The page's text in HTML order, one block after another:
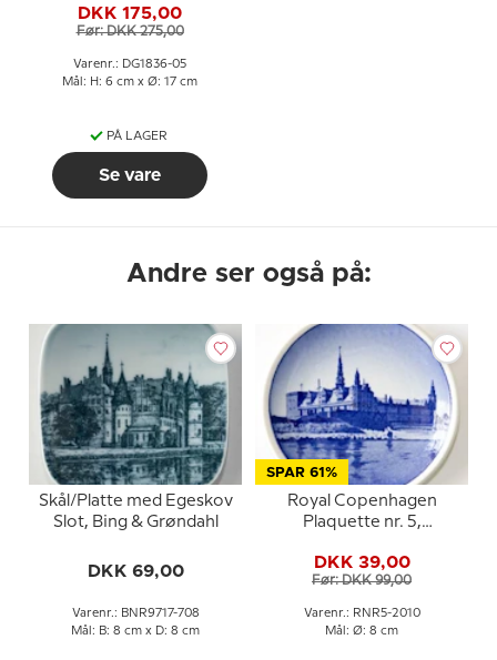
(Egeskov Slot nr. 3558),
Bing & Grøndahl
DKK 175,00
Før: DKK 275,00
Varenr.: DG1836-05
Mål: H: 6 cm x Ø: 17 cm
PÅ LAGER
Se vare
Andre ser også på:
Skål/Platte med Egeskov
Slot, Bing & Grøndahl
DKK 69,00
Varenr.: BNR9717-708
Mål: B: 8 cm x D: 8 cm
SPAR 61%
Royal Copenhagen
Plaquette nr. 5,
DKK 39,00
Før: DKK 99,00
Varenr.: RNR5-2010
Mål: Ø: 8 cm